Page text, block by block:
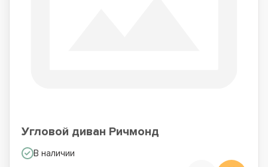
Угловой диван Ричмонд
В наличии